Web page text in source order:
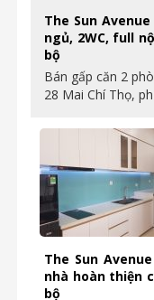
The Sun
ngủ, 2WC, full
bộ
Bán gấp căn 2
28 Mai Chí Thọ,
The Sun
nhà hoàn thiện
bộ